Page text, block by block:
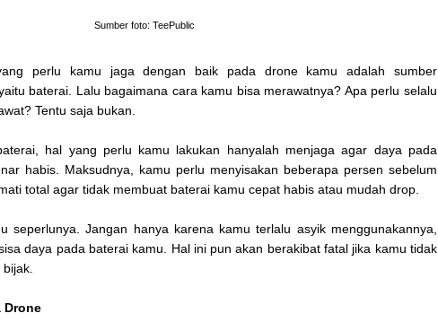
Sumber foto: TeePublic
perlu kamu jaga dengan baik pada drone kamu adalah sumber
baterai. Lalu bagaimana cara kamu bisa merawatnya? Apa perlu selalu
Tentu saja bukan.
hal yang perlu kamu lakukan hanyalah menjaga agar daya pada
habis. Maksudnya, kamu perlu menyisakan beberapa persen sebelum
total agar tidak membuat baterai kamu cepat habis atau mudah drop.
seperlunya. Jangan hanya karena kamu terlalu asyik menggunakannya,
daya pada baterai kamu. Hal ini pun akan berakibat fatal jika kamu tidak
Drone